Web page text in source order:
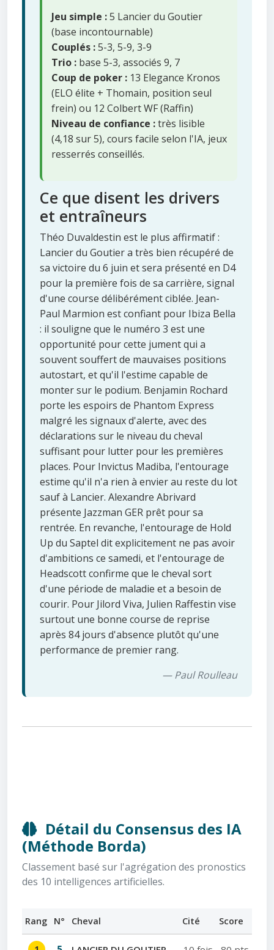
Jeu simple :5 Lancier du Goutier
(base incontournable)
Couplés :5-3, 5-9, 3-9
Trio : base 5-3, associés 9, 7
Coup de poker : 13 Elegance Kronos
(ELO élite + Thomain, position seul
frein) ou 12 Colbert WF (Raffin)
Niveau de confiance :très lisible
(4,18 sur 5), cours facile selon l'IA, jeux
resserrés conseillés.
Ce que disent les drivers
et entraîneurs
Théo Duvaldestin est le plus affirmatif :
Lancier du Goutier a très bien récupéré de
sa victoire du 6 juin et sera présenté en D4
pour la première fois de sa carrière, signal
d'une course délibérément ciblée. Jean-
Paul Marmion est confiant pour Ibiza Bella
: il souligne que le numéro 3 est une
opportunité pour cette jument qui a
souvent souffert de mauvaises positions
autostart, et qu'il l'estime capable de
monter sur le podium. Benjamin Rochard
porte les espoirs de Phantom Express
malgré les signaux d'alerte, avec des
déclarations sur le niveau du cheval
suffisant pour lutter pour les premières
places. Pour Invictus Madiba, l'entourage
estime qu'il n'a rien à envier au reste du lot
sauf à Lancier. Alexandre Abrivard
présente Jazzman GER prêt pour sa
rentrée. En revanche, l'entourage de Hold
Up du Saptel dit explicitement ne pas avoir
d'ambitions ce samedi, et l'entourage de
Headscott confirme que le cheval sort
d'une période de maladie et a besoin de
courir. Pour Jilord Viva, Julien Raffestin vise
surtout une bonne course de reprise
après 84 jours d'absence plutôt qu'une
performance de premier rang.
— Paul Roulleau
Détail du Consensus des IA
(Méthode Borda)
Classement basé sur l'agrégation des pronostics
des 10 intelligences artificielles.
Rang N° Cheval Cité Score